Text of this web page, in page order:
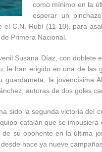
como mínimo en la
esperar un
C.N. Rubí (11-10), para
Primera Nacional.
Susana Díaz, con doblete
le han erigido en una de las
la jovencísima
autoras de dos goles
sido la segunda victoria del
catalán que se
su oponente en la última
hace ya nueve